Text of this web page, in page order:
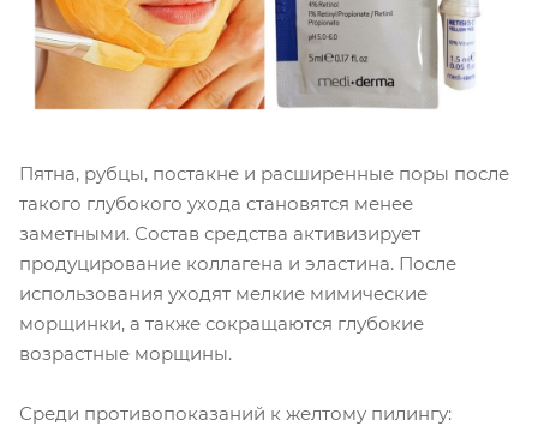
Пятна, рубцы, постакне и расширенные поры после
такого глубокого ухода становятся менее
заметными. Состав средства активизирует
продуцирование коллагена и эластина. После
использования уходят мелкие мимические
морщинки, а также сокращаются глубокие
возрастные морщины.
Среди противопоказаний к желтому пилингу: